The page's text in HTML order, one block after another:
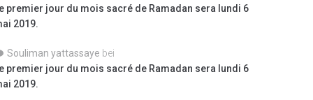
premier jour du mois sacré de Ramadan sera lundi 6
2019.
Souliman yattassaye bei
premier jour du mois sacré de Ramadan sera lundi 6
2019.